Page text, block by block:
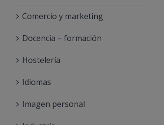
Comercio y marketing
Docencia – formación
Hostelería
Idiomas
Imagen personal